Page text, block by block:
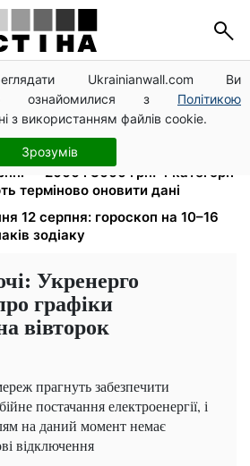
Ukrainianwall.com Ви
ознайомилися з Політикою
з використанням файлів cookie.
Зрозумів
компенсацію для ветеранів
групу інвалідності
III групи з вересня: від 2595
скільки отримає
— 2000 і 3000 грн: 4 категорії
терміново оновити дані
12 серпня: гороскоп на 10–16
зодіаку
Укренерго
графіки
вівторок
прагнуть забезпечити
постачання електроенергії, і
на даний момент немає
відключення